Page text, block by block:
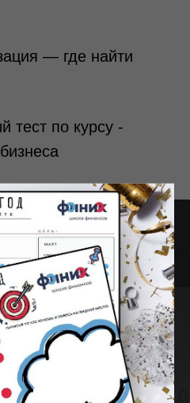
— где найти
тест по курсу -
—
с
бизнесом.